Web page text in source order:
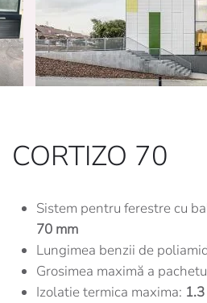
CORTIZO 70
Sistem pentru ferestre cu
70 mm
Lungimea benzii de
Grosimea maximă a
Izolatie termica maxima: